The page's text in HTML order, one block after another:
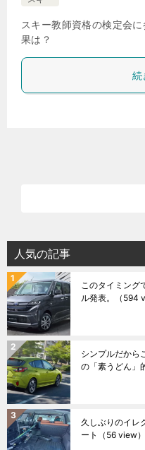
スキー教師資格の検定会
果は？
続
人気の記事
このタイミング
ル発表。
（594
シンプルだから
の「素うどん」
久しぶりのイレ
ート
（56 view）